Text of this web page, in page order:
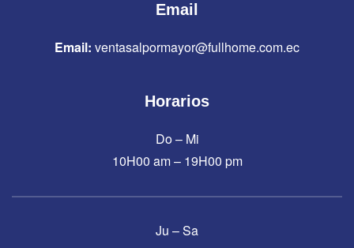
Email
Email: ventasalpormayor@fullhome.com.ec
Horarios
Do – Mi
10H00 am – 19H00 pm
Ju – Sa